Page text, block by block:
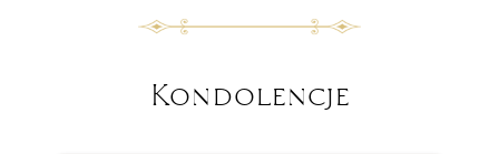
Kondolencje